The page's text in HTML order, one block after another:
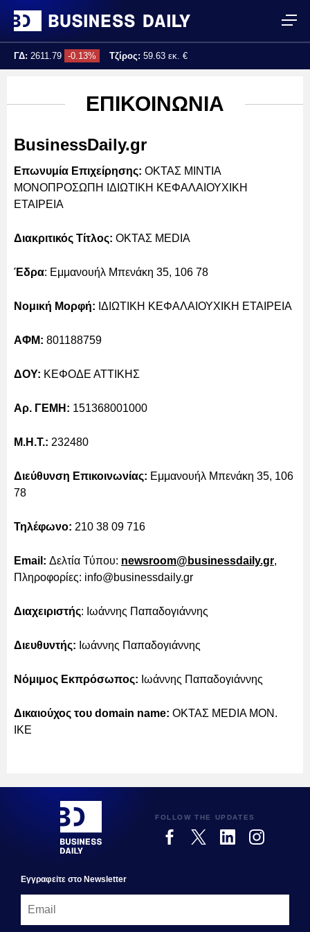
ΓΔ: 2611.79 -0.13% Τζίρος: 59.63 εκ. €
ΕΠΙΚΟΙΝΩΝΙΑ
BusinessDaily.gr
Επωνυμία Επιχείρησης: ΟΚΤΑΣ ΜΙΝΤΙΑ
ΜΟΝΟΠΡΟΣΩΠΗ ΙΔΙΩΤΙΚΗ ΚΕΦΑΛΑΙΟΥΧΙΚΗ
ΕΤΑΙΡΕΙΑ
Διακριτικός Τίτλος: ΟΚΤΑΣ MEDIA
Έδρα: Εμμανουήλ Μπενάκη 35, 106 78
Νομική Μορφή: ΙΔΙΩΤΙΚΗ ΚΕΦΑΛΑΙΟΥΧΙΚΗ ΕΤΑΙΡΕΙΑ
ΑΦΜ: 801188759
ΔΟY: ΚΕΦΟΔΕ ΑΤΤΙΚΗΣ
Aρ. ΓΕΜΗ: 151368001000
Μ.Η.Τ.: 232480
Διεύθυνση Επικοινωνίας: Εμμανουήλ Μπενάκη 35, 106
78
Τηλέφωνο: 210 38 09 716
Email: Δελτία Τύπου: newsroom@businessdaily.gr,
Πληροφορίες: info@businessdaily.gr
Διαχειριστής: Ιωάννης Παπαδογιάννης
Διευθυντής: Ιωάννης Παπαδογιάννης
Νόμιμος Εκπρόσωπος: Ιωάννης Παπαδογιάννης
Δικαιούχος του domain name: ΟΚΤΑΣ MEDIA MON.
IKE
FOLLOW THE UPDATES
Εγγραφεiτε στο Newsletter